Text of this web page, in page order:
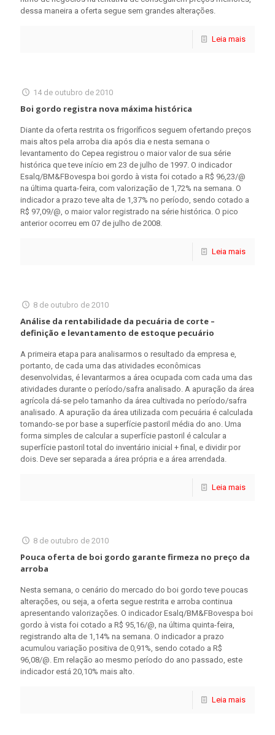
dessa maneira a oferta segue sem grandes alterações.
Leia mais
14 de outubro de 2010
Boi gordo registra nova máxima histórica
Diante da oferta restrita os frigoríficos seguem ofertando preços
mais altos pela arroba dia após dia e nesta semana o
levantamento do Cepea registrou o maior valor de sua série
histórica que teve início em 23 de julho de 1997. O indicador
Esalq/BM&FBovespa boi gordo à vista foi cotado a R$ 96,23/@
na última quarta-feira, com valorização de 1,72% na semana. O
indicador a prazo teve alta de 1,37% no período, sendo cotado a
R$ 97,09/@, o maior valor registrado na série histórica. O pico
anterior ocorreu em 07 de julho de 2008.
Leia mais
8 de outubro de 2010
Análise da rentabilidade da pecuária de corte –
definição e levantamento de estoque pecuário
A primeira etapa para analisarmos o resultado da empresa e,
portanto, de cada uma das atividades econômicas
desenvolvidas, é levantarmos a área ocupada com cada uma das
atividades durante o período/safra analisado. A apuração da área
agrícola dá-se pelo tamanho da área cultivada no período/safra
analisado. A apuração da área utilizada com pecuária é calculada
tomando-se por base a superfície pastoril média do ano. Uma
forma simples de calcular a superfície pastoril é calcular a
superfície pastoril total do inventário inicial + final, e dividir por
dois. Deve ser separada a área própria e a área arrendada.
Leia mais
8 de outubro de 2010
Pouca oferta de boi gordo garante firmeza no preço da
arroba
Nesta semana, o cenário do mercado do boi gordo teve poucas
alterações, ou seja, a oferta segue restrita e arroba continua
apresentando valorizações. O indicador Esalq/BM&FBovespa boi
gordo à vista foi cotado a R$ 95,16/@, na última quinta-feira,
registrando alta de 1,14% na semana. O indicador a prazo
acumulou variação positiva de 0,91%, sendo cotado a R$
96,08/@. Em relação ao mesmo período do ano passado, este
indicador está 20,10% mais alto.
Leia mais